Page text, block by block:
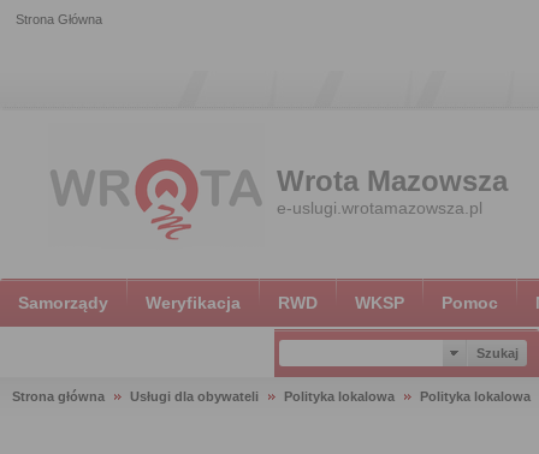
Strona Główna
Wrota Mazowsza
e-uslugi.wrotamazowsza.pl
Samorządy Weryfikacja RWD WKSP Pomoc
Strona główna Usługi dla obywateli Polityka lokalowa Polityka lokalowa